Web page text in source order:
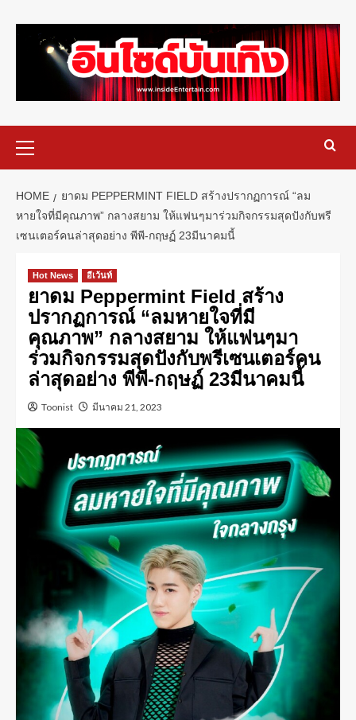
HOME
ยาดม PEPPERMINT FIELD สร้างปรากฏการณ์ “ลม
หายใจที่มีคุณภาพ” กลางสยาม ให้แฟนๆมาร่วมกิจกรรมสุดปังกับพรี
เซนเตอร์คนล่าสุดอย่าง พีพี-กฤษฏ์ 23มีนาคมนี้
Hot News อีเว้นท์
ยาดม Peppermint Field สร้าง
ปรากฏการณ์ “ลมหายใจที่มี
คุณภาพ” กลางสยาม ให้แฟนๆมา
ร่วมกิจกรรมสุดปังกับพรีเซนเตอร์คน
ล่าสุดอย่าง พีพี-กฤษฏ์ 23มีนาคมนี้
Toonist มีนาคม 21, 2023